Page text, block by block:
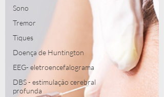
Sono
Tremor
Tiques
Doença de Huntington
EEG- eletroencefalograma
DBS - estimulação cerebral
profunda